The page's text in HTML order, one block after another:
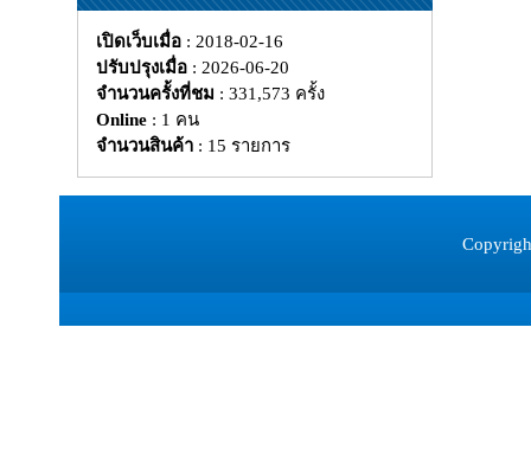
เปิดเว็บเมื่อ : 2018-02-16
ปรับปรุงเมื่อ : 2026-06-20
จำนวนครั้งที่ชม : 331,573 ครั้ง
Online : 1 คน
จำนวนสินค้า : 15 รายการ